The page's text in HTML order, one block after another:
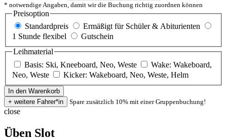
* notwendige Angaben, damit wir die Buchung richtig zuordnen können
Preisoption
Standardpreis
Ermäßigt für Schüler & Abiturienten
1 Stunde flexibel
Gutschein
Leihmaterial
Basis: Ski, Kneeboard, Neo, Weste
Wake: Wakeboard,
Neo, Weste
Kicker: Wakeboard, Neo, Weste, Helm
Spare zusätzlich 10% mit einer Gruppenbuchung!
close
Üben Slot